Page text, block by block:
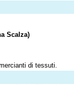
Scalza)
di tessuti.